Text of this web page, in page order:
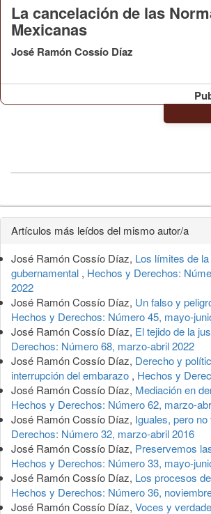
La cancelación de las
Mexicanas
José Ramón Cossío Díaz
Detalles
del
artículo
Artículos más leídos del mismo autor/a
José Ramón Cossío Díaz, Los límites de
gubernamental , Hechos y Derechos:
2022
José Ramón Cossío Díaz, Un falso y
Hechos y Derechos: Número 45, mayo-
José Ramón Cossío Díaz, El tejido de la
Derechos: Número 68, marzo-abril 2022
José Ramón Cossío Díaz, Derecho y
interrupción del embarazo , Hechos y
José Ramón Cossío Díaz, Mediación en
Hechos y Derechos: Número 62, marzo-
José Ramón Cossío Díaz, Iguales, pero no
Derechos: Número 32, marzo-abril 2016
José Ramón Cossío Díaz, Preservemos
Hechos y Derechos: Número 33, mayo-
José Ramón Cossío Díaz, Los procesos
Hechos y Derechos: Número 36,
José Ramón Cossío Díaz, Voces y